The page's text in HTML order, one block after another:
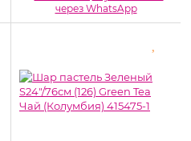
через WhatsApp